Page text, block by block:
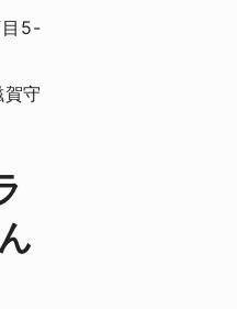
目5-
守